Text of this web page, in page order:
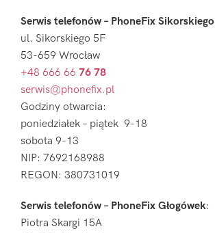
Serwis telefonów – PhoneFix Sikorskiego
ul. Sikorskiego 5F
53-659 Wrocław
+48 666 66 76 78
serwis@phonefix.pl
Godziny otwarcia:
poniedziałek – piątek 9-18
sobota 9-13
NIP: 7692168988
REGON: 380731019
Serwis telefonów – PhoneFix Głogówek:
Piotra Skargi 15A